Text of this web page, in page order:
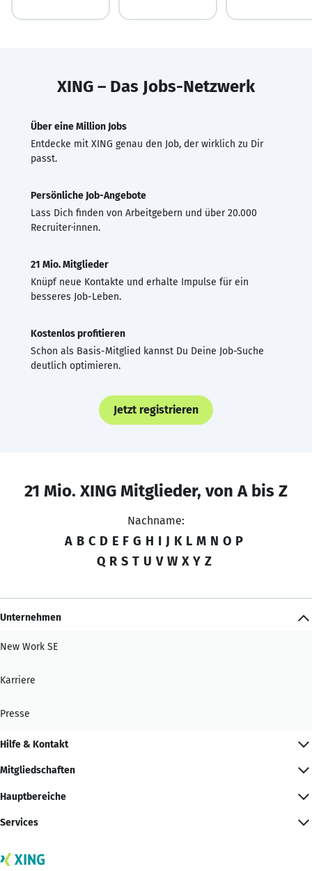
XING – Das Jobs-Netzwerk
Über eine Million Jobs
Entdecke mit XING genau den Job, der wirklich zu Dir
passt.
Persönliche Job-Angebote
Lass Dich finden von Arbeitgebern und über 20.000
Recruiter·innen.
21 Mio. Mitglieder
Knüpf neue Kontakte und erhalte Impulse für ein
besseres Job-Leben.
Kostenlos profitieren
Schon als Basis-Mitglied kannst Du Deine Job-Suche
deutlich optimieren.
Jetzt registrieren
21 Mio. XING Mitglieder, von A bis Z
Nachname:
A B C D E F G H I J K L M N O P
Q R S T U V W X Y Z
Unternehmen
New Work SE
Karriere
Presse
Hilfe & Kontakt
Mitgliedschaften
Hauptbereiche
Services